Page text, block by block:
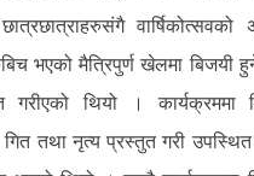
भएको मैत्रिपुर्ण खेलमा बिजयी
थियो । कार्यक्रममा
गित तथा नृत्य प्रस्तुत गरी